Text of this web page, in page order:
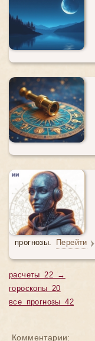
прогнозы. Перейти
расчеты 22 →
гороскопы 20
все прогнозы 42
Комментарии: